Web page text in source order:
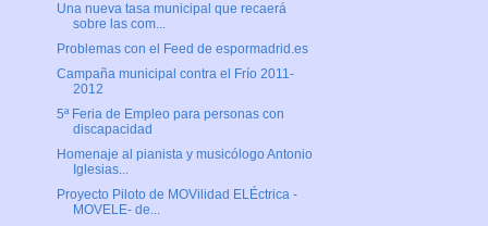
Una nueva tasa municipal que recaerá
sobre las com...
Problemas con el Feed de espormadrid.es
Campaña municipal contra el Frío 2011-
2012
5ª Feria de Empleo para personas con
discapacidad
Homenaje al pianista y musicólogo Antonio
Iglesias...
Proyecto Piloto de MOVilidad ELÉctrica -
MOVELE- de...